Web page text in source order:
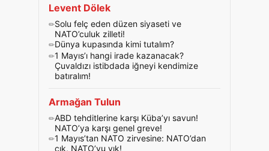
Levent Dölek
Solu felç eden düzen siyaseti ve
NATO’culuk zilleti!
Dünya kupasında kimi tutalım?
1 Mayıs’ı hangi irade kazanacak?
Çuvaldızı istibdada iğneyi kendimize
batıralım!
Armağan Tulun
ABD tehditlerine karşı Küba’yı savun!
NATO’ya karşı genel greve!
1 Mayıs’tan NATO zirvesine: NATO’dan
çık, NATO’yu yık!